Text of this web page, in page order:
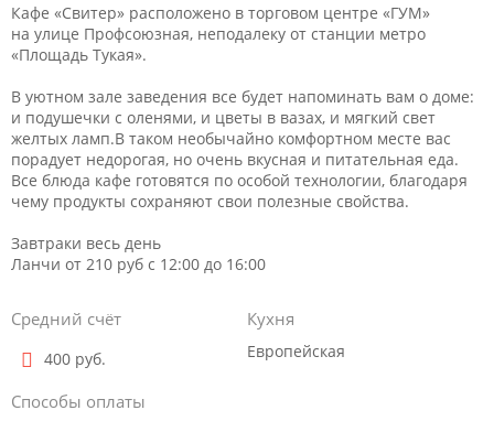
Кафе «Свитер» расположено в торговом центре «ГУМ»
на улице Профсоюзная, неподалеку от станции метро
«Площадь Тукая».
В уютном зале заведения все будет напоминать вам о доме:
и подушечки с оленями, и цветы в вазах, и мягкий свет
желтых ламп.В таком необычайно комфортном месте вас
порадует недорогая, но очень вкусная и питательная еда.
Все блюда кафе готовятся по особой технологии, благодаря
чему продукты сохраняют свои полезные свойства.
Завтраки весь день
Ланчи от 210 руб с 12:00 до 16:00
Средний счёт
400 руб.
Способы оплаты
Кухня
Европейская